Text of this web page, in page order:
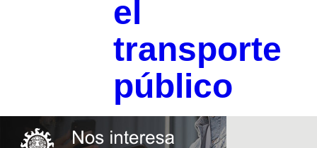
el
transporte
público